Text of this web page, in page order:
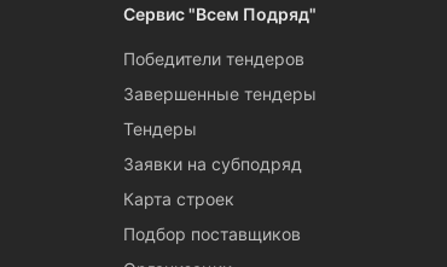
Сервис "Всем Подряд"
Победители тендеров
Завершенные тендеры
Тендеры
Заявки на субподряд
Карта строек
Подбор поставщиков